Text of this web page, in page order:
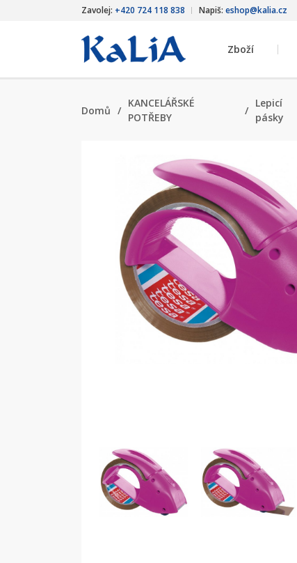
Zavolej: +420 724 118 838 Napiš: eshop@kalia.cz
Zboží
Domů /
KANCELÁŘSKÉ
POTŘEBY
/
Lepicí
pásky